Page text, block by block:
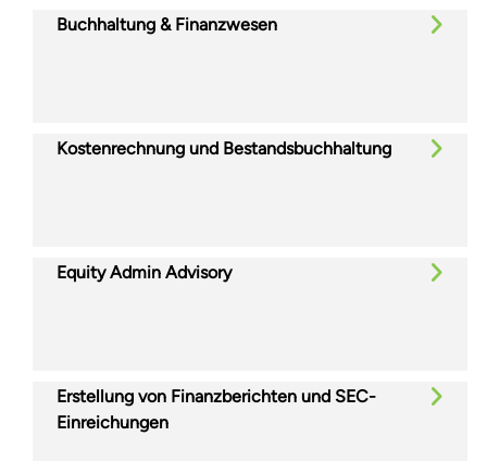
Buchhaltung & Finanzwesen
Kostenrechnung und Bestandsbuchhaltung
Equity Admin Advisory
Erstellung von Finanzberichten und SEC-
Einreichungen